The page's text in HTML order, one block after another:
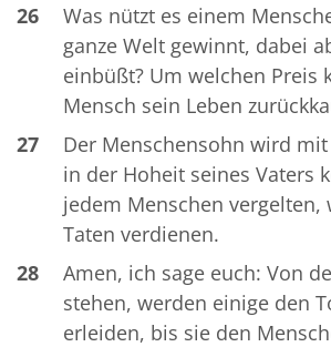
26
Was nützt es einem
ganze Welt gewinnt, dabei
einbüßt? Um welchen Preis
Mensch sein Leben
27
Der Menschensohn wird
in der Hoheit seines Vaters
jedem Menschen vergelten,
Taten verdienen.
28
Amen, ich sage euch: Von
stehen, werden einige den
erleiden, bis sie den